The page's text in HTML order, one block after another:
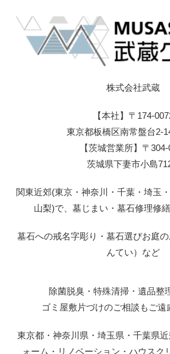
株式会社武蔵
【本社】〒174-
東京都板橋区南常盤台2-
【茨城営業所】〒304-
茨城県下妻市小島
関東近郊(東京・神奈川・千葉・埼玉
山梨)で、墓じまい・墓石修理修
墓石への戒名字彫り・墓石選びお庭
んてい）など
除菌脱臭・特殊清掃・遺品整
ゴミ屋敷片づけのご相談もご遠
東京都・神奈川県・埼玉県・千葉県
ォーム・リノベーション・ハウスク